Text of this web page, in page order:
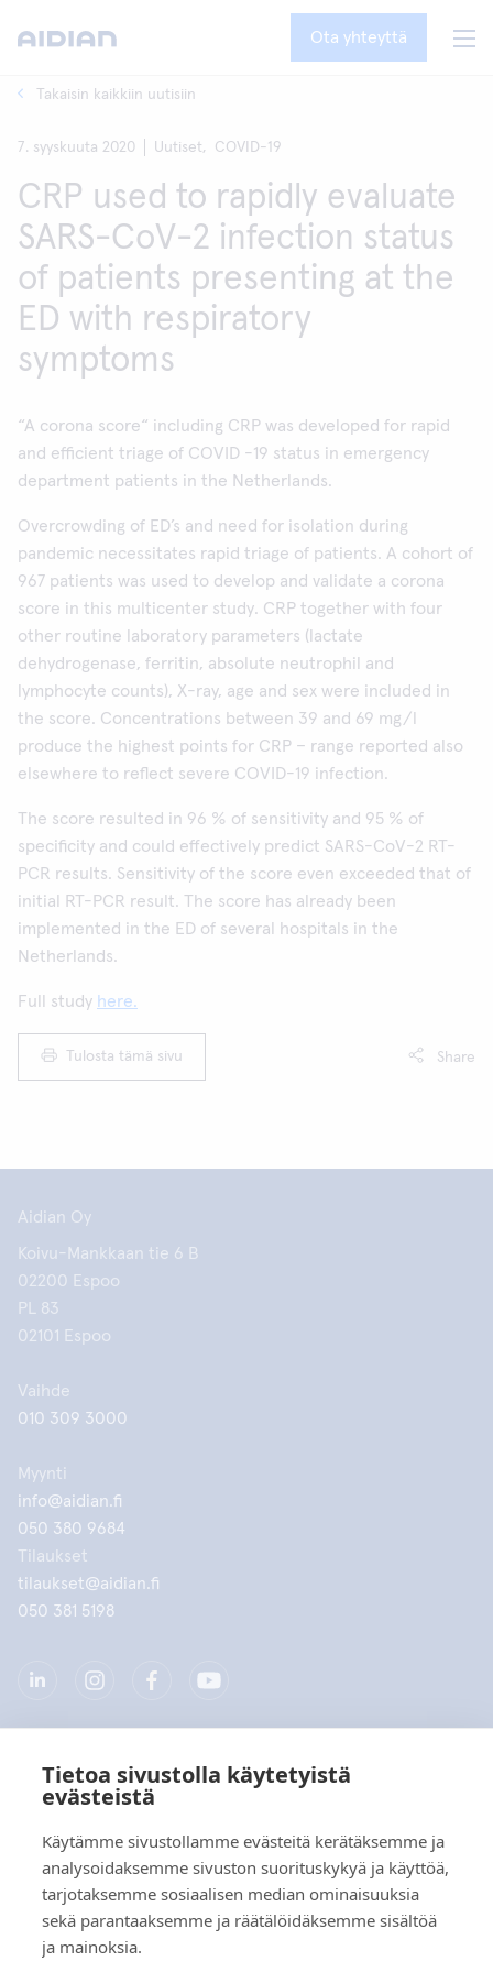
Tietoa sivustolla käytetyistä
evästeistä
Käytämme sivustollamme evästeitä kerätäksemme ja
analysoidaksemme sivuston suorituskykyä ja käyttöä,
tarjotaksemme sosiaalisen median ominaisuuksia
sekä parantaaksemme ja räätälöidäksemme sisältöä
ja mainoksia.
Ota yhteyttä
Takaisin kaikkiin uutisiin
7. syyskuuta 2020 Uutiset, COVID-19
CRP used to rapidly evaluate
SARS-CoV-2 infection status
of patients presenting at the
ED with respiratory
symptoms
“A corona score“ including CRP was developed for rapid
and efficient triage of COVID -19 status in emergency
department patients in the Netherlands.
Overcrowding of ED’s and need for isolation during
pandemic necessitates rapid triage of patients. A cohort of
967 patients was used to develop and validate a corona
score in this multicenter study. CRP together with four
other routine laboratory parameters (lactate
dehydrogenase, ferritin, absolute neutrophil and
lymphocyte counts), X-ray, age and sex were included in
the score. Concentrations between 39 and 69 mg/l
produce the highest points for CRP – range reported also
elsewhere to reflect severe COVID-19 infection.
The score resulted in 96 % of sensitivity and 95 % of
specificity and could effectively predict SARS-CoV-2 RT-
PCR results. Sensitivity of the score even exceeded that of
initial RT-PCR result. The score has already been
implemented in the ED of several hospitals in the
Netherlands.
Full study here.
Tulosta tämä sivu Share
Aidian Oy
Koivu-Mankkaan tie 6 B
02200 Espoo
PL 83
02101 Espoo
Vaihde
010 309 3000
Myynti
info@aidian.fi
050 380 9684
Tilaukset
tilaukset@aidian.fi
050 381 5198
Yritys
Pikalinkit